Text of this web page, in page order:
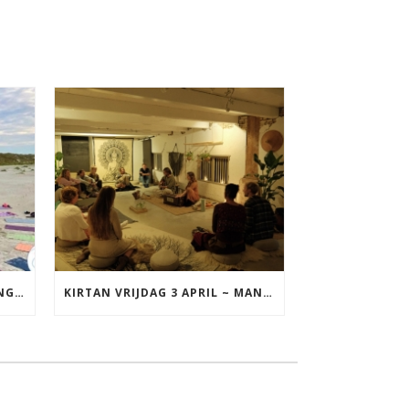
YOGA VAKANTIE TERSCHELLING 17 T/M 19 JULI KIRTAN VRIJDAG 3 APRIL ~ MANTRAZINGEN MET DIEDERICK IN LEEUWARDEN